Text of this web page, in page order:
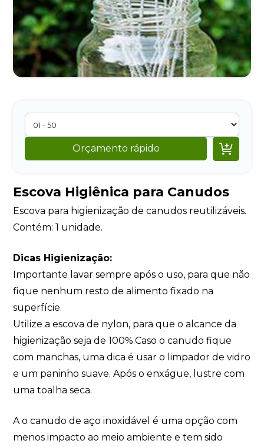
Orçamento rápido 
Escova Higiênica para Canudos
Escova para higienização de canudos reutilizáveis.
Contém: 1 unidade.
Dicas Higienização:
Importante lavar sempre após o uso, para que não
fique nenhum resto de alimento fixado na
superfície.
Utilize a escova de nylon, para que o alcance da
higienização seja de 100%.Caso o canudo fique
com manchas, uma dica é usar o limpador de vidro
e um paninho suave. Após o enxágue, lustre com
uma toalha seca.
A o canudo de aço inoxidável é uma opção com
menos impacto ao meio ambiente e tem sido